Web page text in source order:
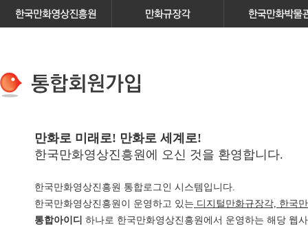
만화로 미래로! 만화로 세계로!
한국만화영상진흥원에 오신 것을 환영합니다.
한국만화영상진흥원 통합로그인 시스템입니다.
한국만화영상진흥원이 운영하고 있는 디지털만화규장각, 한국
통합아이디 하나로 한국만화영상진흥원에서 운영하는 해당 웹